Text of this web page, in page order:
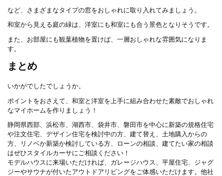
など、さまざまなタイプの窓をおしゃれに取り入れてみましょう。
和室から見える庭の緑は、洋室にも和室にも合う景色となりそうです。
また、お部屋にも観葉植物を置けば、一層おしゃれな雰囲気になりま
す。
まとめ
いかがでしたでしょうか。
ポイントをおさえて、和室と洋室を上手に組み合わせた素敵でおしゃれ
なマイホームを作りましょう！
静岡県西部、浜松市、湖西市、袋井市、磐田市を中心に新築の規格住宅
や注文住宅、デザイン住宅を検討中の方、建て替え、土地購入からの
方、リノベか新築か検討している方、ローンの相談、建てたい家の相談
はぜひスタイルカーサにご相談ください！
モデルハウスに来場いただければ、ガレージハウス、平屋住宅、ジャグ
ジーやサウナが付いたアウトドアリビングをご体感いただけます。他社